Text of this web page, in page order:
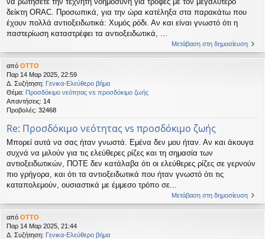
δείκτη ORAC. Προσωπικά, για την ώρα κατέληξα στα παρακάτω που
έχουν πολλά αντιοξειδωτικά: Χυμός ρόδι. Αν και είναι γνωστό ότι η
παστερίωση καταστρέφει τα αντιοξειδωτικά, ...
Μετάβαση στη δημοσίευση
από OTTO
Παρ 14 Μαρ 2025, 22:59
Δ. Συζήτηση: Γενικα-Ελεύθερο βήμα
Θέμα: Προσδόκιμο νεότητας vs προσδόκιμο ζωής
Απαντήσεις: 14
Προβολές: 32468
Re: Προσδόκιμο νεότητας vs προσδόκιμο ζωής
Μπορεί αυτά να σας ήταν γνωστά. Εμένα δεν μου ήταν. Αν και άκουγα
συχνά να μιλούν για τις ελεύθερες ρίζες και τη σημασία των
αντιοξειδωτικών, ΠΟΤΕ δεν κατάλαβα ότι οι ελεύθερες ρίζες σε γερνούν
πιο γρήγορα, και ότι τα αντιοξειδωτικά που ήταν γνωστό ότι τις
καταπολεμούν, ουσιαστικά με έμμεσο τρόπο σε...
Μετάβαση στη δημοσίευση
από OTTO
Παρ 14 Μαρ 2025, 21:44
Δ. Συζήτηση: Γενικα-Ελεύθερο βήμα